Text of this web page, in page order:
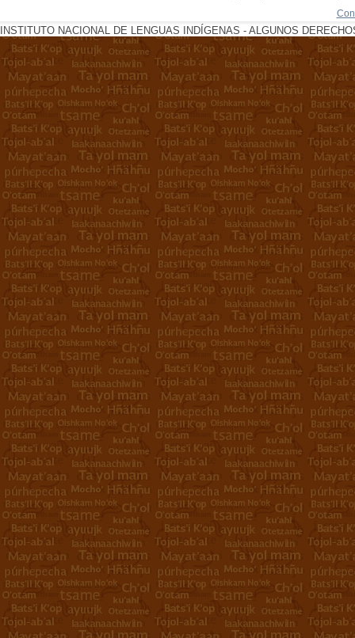
INSTITUTO NACIONAL DE LENGUAS INDÍGENAS - ALGUNOS